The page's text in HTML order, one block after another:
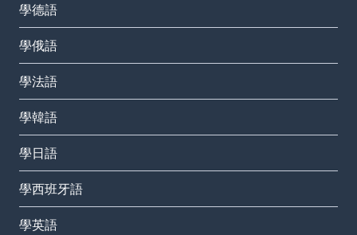
學德語
學俄語
學法語
學韓語
學日語
學西班牙語
學英語